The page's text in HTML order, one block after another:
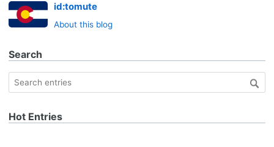
id:tomute
About this blog
Search
Hot Entries